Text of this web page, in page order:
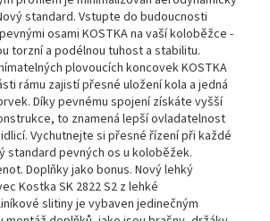
standard. Vstupte do budoucnosti
osami KOSTKA na vaší koloběžce -
torzní a podélnou tuhost a stabilitu.
plovoucích koncovek KOSTKA
rámu zajistí přesné uložení kola a jedná
Díky pevnému spojení získáte vyšší
to znamená lepší ovladatelnost
Vychutnejte si přesné řízení při každé
standard pevných os u koloběžek.
Doplňky jako bonus. Nový lehký
Kostka SK 2822 S2 z lehké
slitiny je vybaven jedinečným